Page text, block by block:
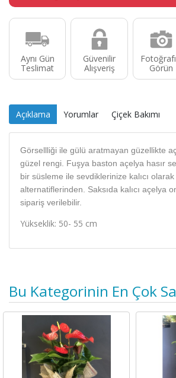
Aynı Gün
Teslimat
Güvenilir
Alışveriş
Görün
Açıklama Yorumlar Çiçek Bakımı
Görsellliği ile gülü aratmayan güzellikte
güzel rengi. Fuşya baston açelya hasır
bir süsleme ile sevdiklerinize kalıcı olarak
alternatiflerinden. Saksıda kalıcı açelya
sipariş verilebilir.
Yükseklik: 50- 55 cm
Bu Kategorinin En Çok